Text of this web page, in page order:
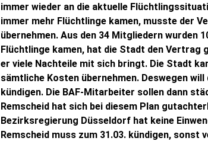
immer wieder an die aktuelle
immer mehr Flüchtlinge kamen, musste der
übernehmen. Aus den 34 Mitgliedern wurden
Flüchtlinge kamen, hat die Stadt den Vertrag
er viele Nachteile mit sich bringt. Die Stadt
sämtliche Kosten übernehmen. Deswegen
kündigen. Die BAF-Mitarbeiter sollen dann
Remscheid hat sich bei diesem Plan
Bezirksregierung Düsseldorf hat keine
Remscheid muss zum 31.03. kündigen,